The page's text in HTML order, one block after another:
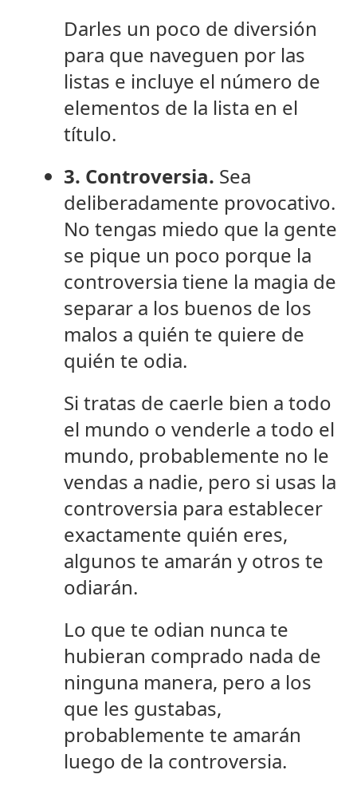
Darles un poco de diversión
para que naveguen por las
listas e incluye el número de
elementos de la lista en el
título.
3. Controversia. Sea
deliberadamente provocativo.
No tengas miedo que la gente
se pique un poco porque la
controversia tiene la magia de
separar a los buenos de los
malos a quién te quiere de
quién te odia.
Si tratas de caerle bien a todo
el mundo o venderle a todo el
mundo, probablemente no le
vendas a nadie, pero si usas la
controversia para establecer
exactamente quién eres,
algunos te amarán y otros te
odiarán.
Lo que te odian nunca te
hubieran comprado nada de
ninguna manera, pero a los
que les gustabas,
probablemente te amarán
luego de la controversia.